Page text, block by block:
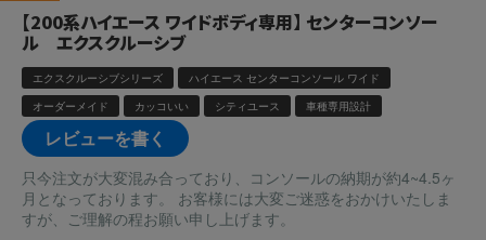
【200系ハイエース ワイドボディ専用】 センターコンソー
ル エクスクルーシブ
エクスクルーシブシリーズ
ハイエース センターコンソール ワイド
オーダーメイド
カッコいい シティユース 車種専用設計
レビューを書く
只今注文が大変混み合っており、コンソールの納期が約4~4.5ヶ
月となっております。 お客様には大変ご迷惑をおかけいたしま
すが、ご理解の程お願い申し上げます。